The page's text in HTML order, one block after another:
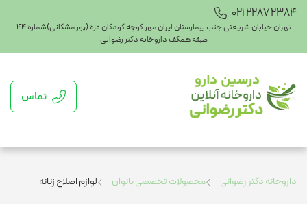
021 2287 2384
تهران خیابان شریعتی جنب بیمارستان ایران مهر کوچه کودکان غزه (پور مشکانی)شماره ۴۴
طبقه همکف داروخانه دکتر رضوانی
تماس
داروخانه دکتر رضوانی محصولات تخصصی بانوان لوازم اصلاح زنانه